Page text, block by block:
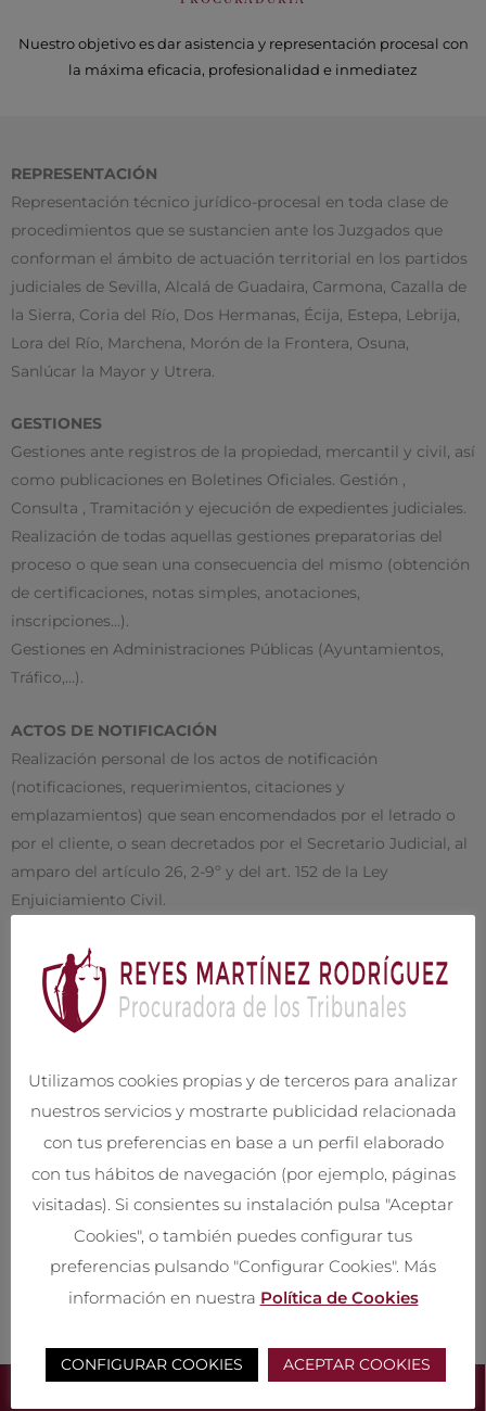
Nuestro objetivo es dar asistencia y representación procesal con
la máxima eficacia, profesionalidad e inmediatez
REPRESENTACIÓN
Representación técnico jurídico-procesal en toda clase de
procedimientos que se sustancien ante los Juzgados que
conforman el ámbito de actuación territorial en los partidos
judiciales de Sevilla, Alcalá de Guadaira, Carmona, Cazalla de
la Sierra, Coria del Río, Dos Hermanas, Écija, Estepa, Lebrija,
Lora del Río, Marchena, Morón de la Frontera, Osuna,
Sanlúcar la Mayor y Utrera.
GESTIONES
Gestiones ante registros de la propiedad, mercantil y civil, así
como publicaciones en Boletines Oficiales. Gestión ,
Consulta , Tramitación y ejecución de expedientes judiciales.
Realización de todas aquellas gestiones preparatorias del
proceso o que sean una consecuencia del mismo (obtención
de certificaciones, notas simples, anotaciones,
inscripciones…).
Gestiones en Administraciones Públicas (Ayuntamientos,
Tráfico,…).
ACTOS DE NOTIFICACIÓN
Realización personal de los actos de notificación
(notificaciones, requerimientos, citaciones y
emplazamientos) que sean encomendados por el letrado o
por el cliente, o sean decretados por el Secretario Judicial, al
amparo del artículo 26, 2-9º y del art. 152 de la Ley
Enjuiciamiento Civil.
COMUNICACIÓN DIARIA
La Notificación de todas las resoluciones en el mismo día de
su recepción por e-mail y correo. Enviando los oportunos
recordatorios sobre los plazos y señalamientos con
telefónica y/o e-mail el día antes de cualquier vencimiento o
señalamiento.
DILIGENCIADO DESPACHOS
Diligenciamiento y cumplimentación de mandamientos
dirigidos a las Notarías, Registro de Bienes Muebles y
Registros de la Propiedad.
Cumplimentación de exhortos a juzgados, mandamientos a
Utilizamos cookies propias y de terceros para analizar
nuestros servicios y mostrarte publicidad relacionada
con tus preferencias en base a un perfil elaborado
con tus hábitos de navegación (por ejemplo, páginas
visitadas). Si consientes su instalación pulsa "Aceptar
Cookies", o también puedes configurar tus
preferencias pulsando "Configurar Cookies". Más
información en nuestra Política de Cookies
CONFIGURAR COOKIES ACEPTAR COOKIES